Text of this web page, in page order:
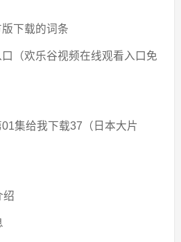
下载的词条
（欢乐谷视频在线观看入口免
集给我下载37（日本大片
绍